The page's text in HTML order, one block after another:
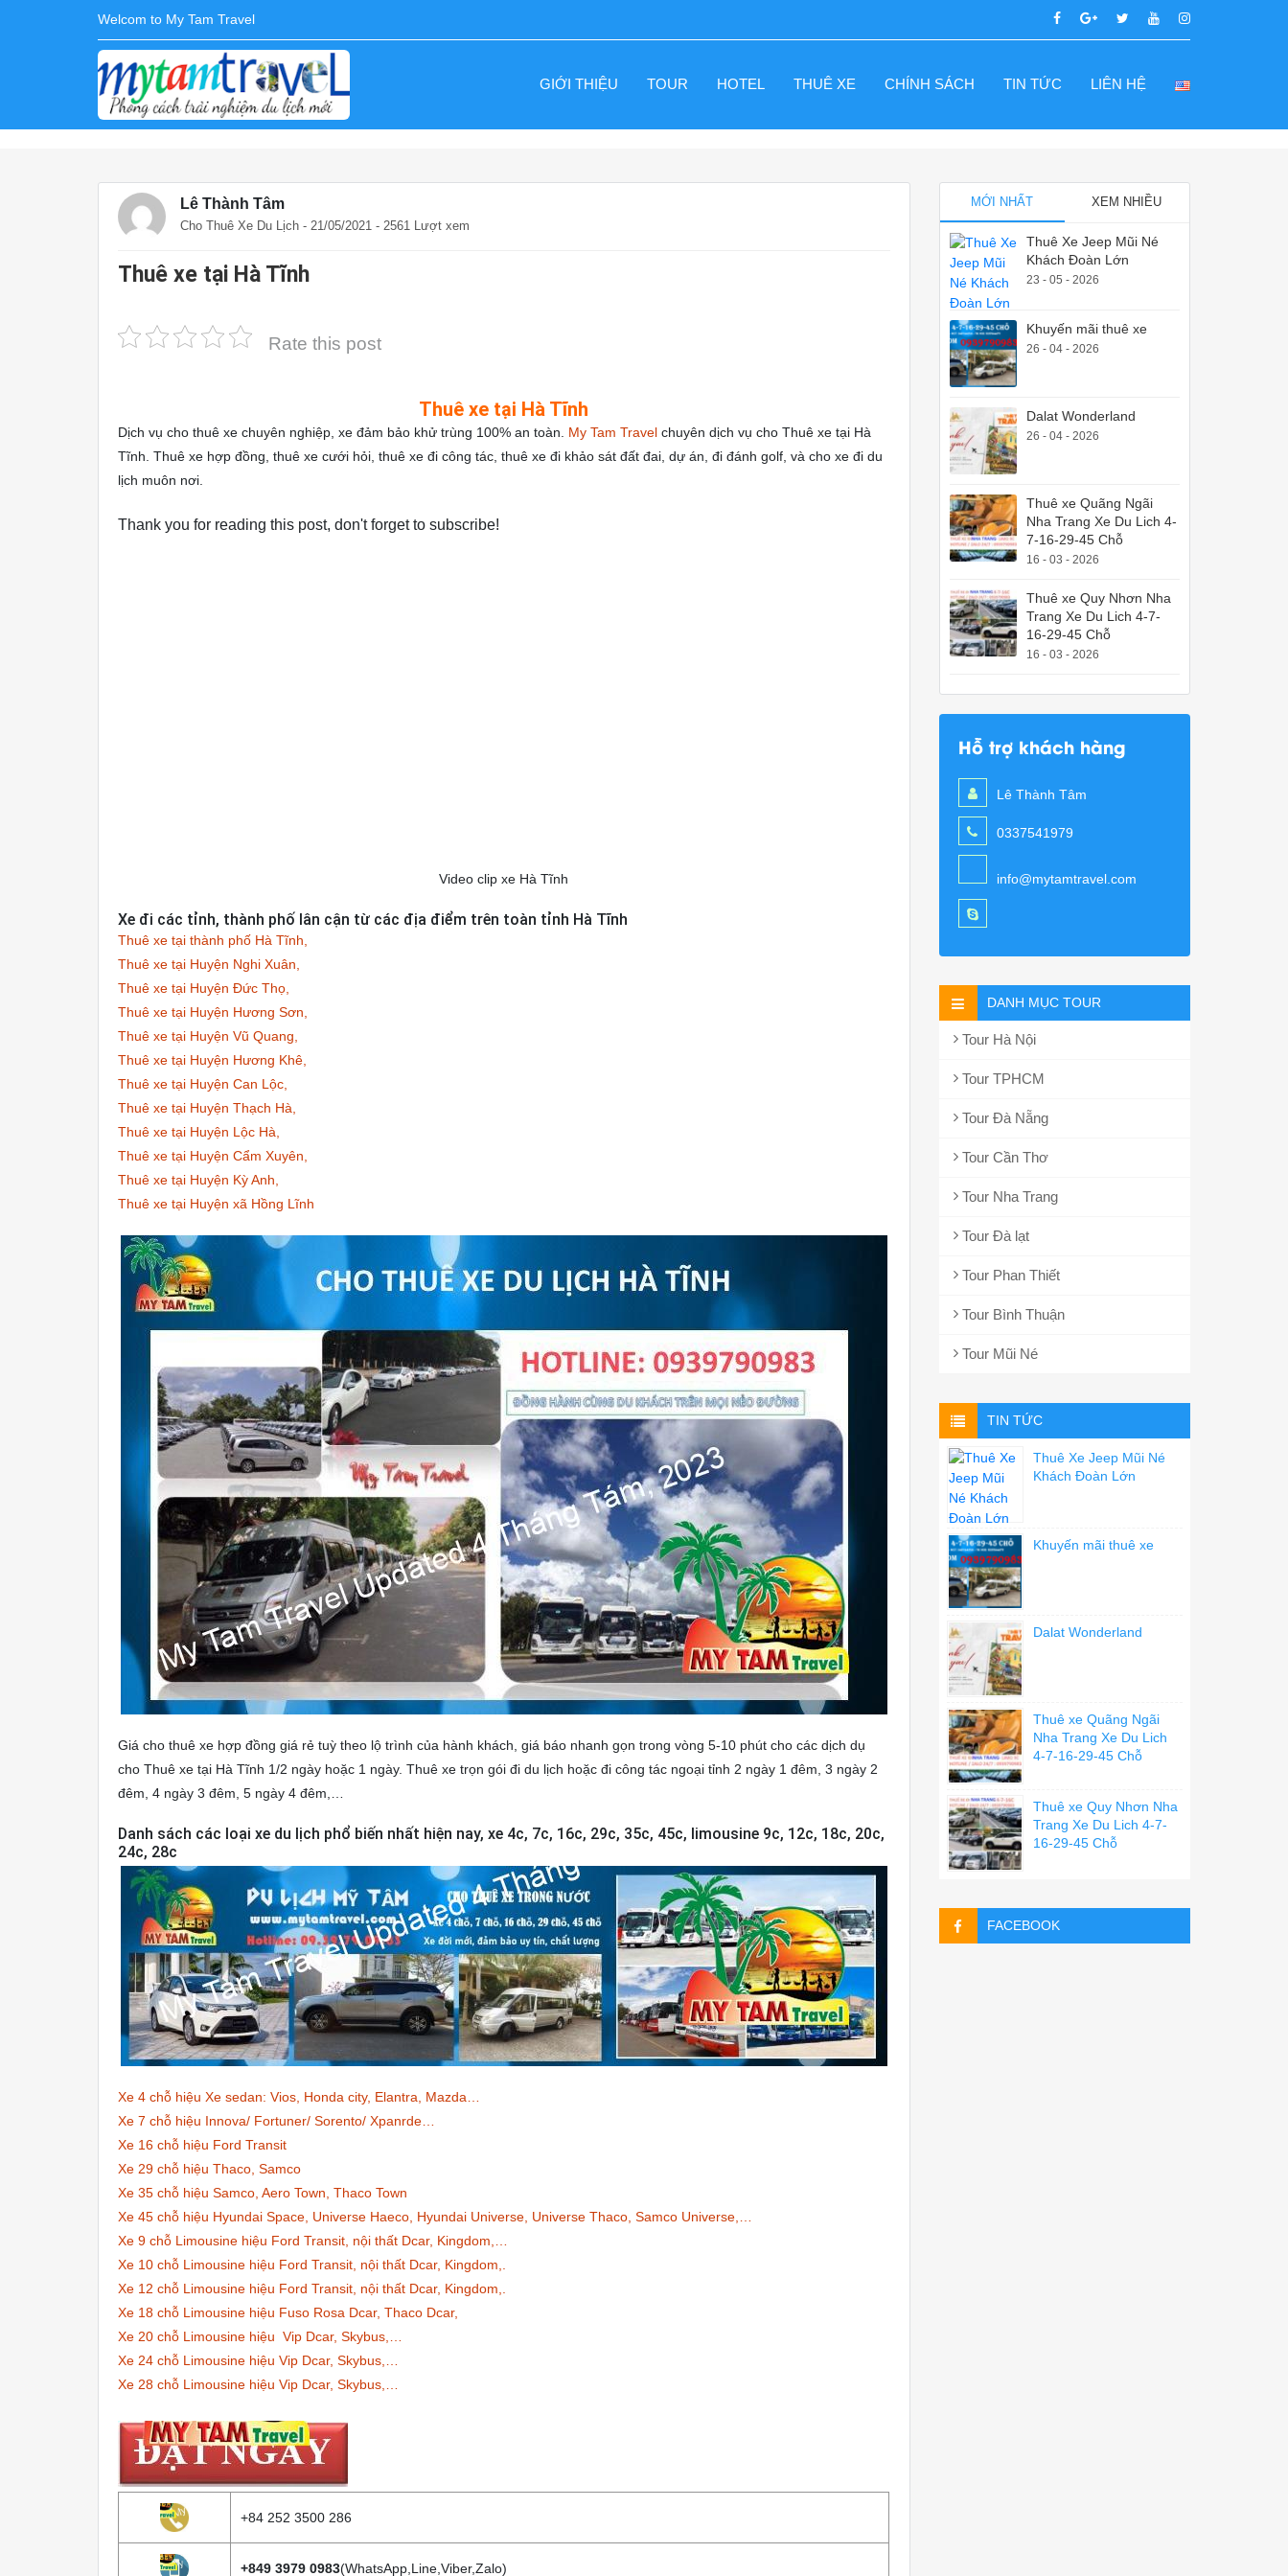
Welcom to My Tam Travel
GIỚI THIỆU TOUR HOTEL THUÊ XE CHÍNH SÁCH TIN TỨC LIÊN HỆ
Lê Thành Tâm
Cho Thuê Xe Du Lịch - 21/05/2021 - 2561 Lượt xem
Thuê xe tại Hà Tĩnh
Rate this post
Thuê xe tại Hà Tĩnh
Dịch vụ cho thuê xe chuyên nghiệp, xe đảm bảo khử trùng 100% an toàn. My Tam Travel chuyên dịch vụ cho Thuê xe tại Hà
Tĩnh. Thuê xe hợp đồng, thuê xe cưới hỏi, thuê xe đi công tác, thuê xe đi khảo sát đất đai, dự án, đi đánh golf, và cho xe đi du
lịch muôn nơi.
Thank you for reading this post, don't forget to subscribe!
Video clip xe Hà Tĩnh
Xe đi các tỉnh, thành phố lân cận từ các địa điểm trên toàn tỉnh Hà Tĩnh
Thuê xe tại thành phố Hà Tĩnh,
Thuê xe tại Huyện Nghi Xuân,
Thuê xe tại Huyện Đức Thọ,
Thuê xe tại Huyện Hương Sơn,
Thuê xe tại Huyện Vũ Quang,
Thuê xe tại Huyện Hương Khê,
Thuê xe tại Huyện Can Lộc,
Thuê xe tại Huyện Thạch Hà,
Thuê xe tại Huyện Lộc Hà,
Thuê xe tại Huyện Cẩm Xuyên,
Thuê xe tại Huyện Kỳ Anh,
Thuê xe tại Huyện xã Hồng Lĩnh
Giá cho thuê xe hợp đồng giá rẻ tuỳ theo lộ trình của hành khách, giá báo nhanh gọn trong vòng 5-10 phút cho các dịch dụ
cho Thuê xe tại Hà Tĩnh 1/2 ngày hoặc 1 ngày. Thuê xe trọn gói đi du lịch hoặc đi công tác ngoại tỉnh 2 ngày 1 đêm, 3 ngày 2
đêm, 4 ngày 3 đêm, 5 ngày 4 đêm,…
Danh sách các loại xe du lịch phổ biến nhất hiện nay, xe 4c, 7c, 16c, 29c, 35c, 45c, limousine 9c, 12c, 18c, 20c,
24c, 28c
Xe 4 chỗ hiệu Xe sedan: Vios, Honda city, Elantra, Mazda…
Xe 7 chỗ hiệu Innova/ Fortuner/ Sorento/ Xpanrde…
Xe 16 chỗ hiệu Ford Transit
Xe 29 chỗ hiệu Thaco, Samco
Xe 35 chỗ hiệu Samco, Aero Town, Thaco Town
Xe 45 chỗ hiệu Hyundai Space, Universe Haeco, Hyundai Universe, Universe Thaco, Samco Universe,…
Xe 9 chỗ Limousine hiệu Ford Transit, nội thất Dcar, Kingdom,…
Xe 10 chỗ Limousine hiệu Ford Transit, nội thất Dcar, Kingdom,.
Xe 12 chỗ Limousine hiệu Ford Transit, nội thất Dcar, Kingdom,.
Xe 18 chỗ Limousine hiệu Fuso Rosa Dcar, Thaco Dcar,
Xe 20 chỗ Limousine hiệu Vip Dcar, Skybus,…
Xe 24 chỗ Limousine hiệu Vip Dcar, Skybus,…
Xe 28 chỗ Limousine hiệu Vip Dcar, Skybus,…
+84 252 3500 286
+849 3979 0983(WhatsApp,Line,Viber,Zalo)
MỚI NHẤT XEM NHIỀU
Thuê Xe Jeep Mũi Né
Khách Đoàn Lớn
23 - 05 - 2026
Khuyến mãi thuê xe
26 - 04 - 2026
Dalat Wonderland
26 - 04 - 2026
Thuê xe Quãng Ngãi
Nha Trang Xe Du Lich 4-
7-16-29-45 Chỗ
16 - 03 - 2026
Thuê xe Quy Nhơn Nha
Trang Xe Du Lich 4-7-
16-29-45 Chỗ
16 - 03 - 2026
Hỗ trợ khách hàng
Lê Thành Tâm
0337541979
info@mytamtravel.com
DANH MỤC TOUR
Tour Hà Nội
Tour TPHCM
Tour Đà Nẵng
Tour Cần Thơ
Tour Nha Trang
Tour Đà lạt
Tour Phan Thiết
Tour Bình Thuận
Tour Mũi Né
TIN TỨC
Thuê Xe Jeep Mũi Né
Khách Đoàn Lớn
Khuyến mãi thuê xe
Dalat Wonderland
Thuê xe Quãng Ngãi
Nha Trang Xe Du Lich
4-7-16-29-45 Chỗ
Thuê xe Quy Nhơn Nha
Trang Xe Du Lich 4-7-
16-29-45 Chỗ
FACEBOOK